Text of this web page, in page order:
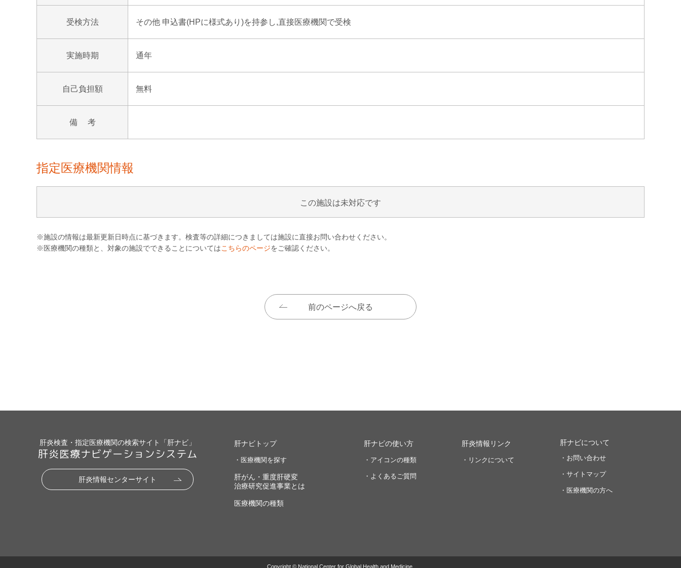
受検方法 その他 申込書(HPに様式あり)を持参し,直接医療機関で受検
実施時期 通年
自己負担額 無料
備 考
指定医療機関情報
この施設は未対応です
※施設の情報は最新更新日時点に基づきます。検査等の詳細につきましては施設に直接お問い合わせください。
※医療機関の種類と、対象の施設でできることについてはこちらのページをご確認ください。
前のページへ戻る
肝炎検査・指定医療機関の検索サイト「肝ナビ」
肝炎医療ナビゲーションシステム
肝炎情報センターサイト
肝ナビトップ
・医療機関を探す
肝がん・重度肝硬変
治療研究促進事業とは
医療機関の種類
肝ナビの使い方
・アイコンの種類
・よくあるご質問
肝炎情報リンク
・リンクについて
肝ナビについて
・お問い合わせ
・サイトマップ
・医療機関の方へ
Copyright © National Center for Global Health and Medicine.